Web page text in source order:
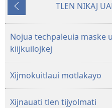
xiyolpaki
Tlen
onpanok
TLEN NIKAJ
Nojua techpaleuia maske
kiijkuilojkej
Xijmokuitlaui motlakayo
Xijnauati tlen tijyolmati